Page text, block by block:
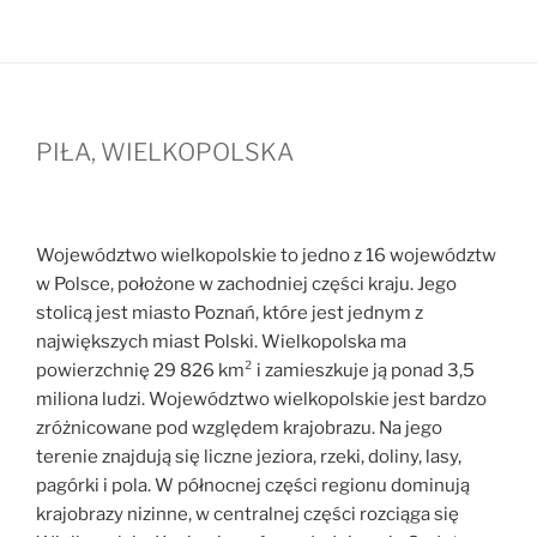
PIŁA, WIELKOPOLSKA
Województwo wielkopolskie to jedno z 16 województw
w Polsce, położone w zachodniej części kraju. Jego
stolicą jest miasto Poznań, które jest jednym z
największych miast Polski. Wielkopolska ma
powierzchnię 29 826 km² i zamieszkuje ją ponad 3,5
miliona ludzi. Województwo wielkopolskie jest bardzo
zróżnicowane pod względem krajobrazu. Na jego
terenie znajdują się liczne jeziora, rzeki, doliny, lasy,
pagórki i pola. W północnej części regionu dominują
krajobrazy nizinne, w centralnej części rozciąga się